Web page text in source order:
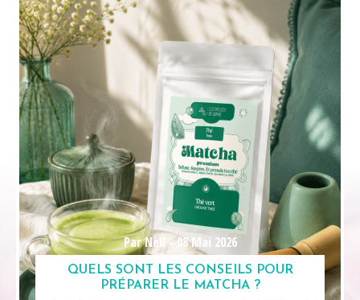
Par Nell -08 Mai 2026
QUELS SONT LES CONSEILS POUR
PRÉPARER LE MATCHA ?